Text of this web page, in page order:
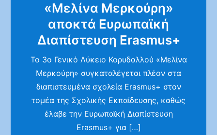
«Μελίνα Μερκούρη»
αποκτά Ευρωπαϊκή
Διαπίστευση Erasmus+
Το 3ο Γενικό Λύκειο Κορυδαλλού «Μελίνα
Μερκούρη» συγκαταλέγεται πλέον στα
διαπιστευμένα σχολεία Erasmus+ στον
τομέα της Σχολικής Εκπαίδευσης, καθώς
έλαβε την Ευρωπαϊκή Διαπίστευση
Erasmus+ για […]